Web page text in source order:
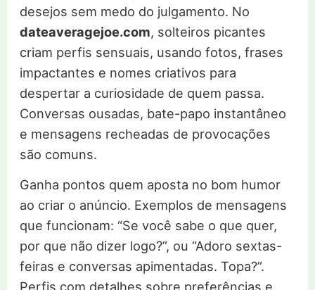
desejos sem medo do julgamento. No
dateaveragejoe.com, solteiros picantes
criam perfis sensuais, usando fotos, frases
impactantes e nomes criativos para
despertar a curiosidade de quem passa.
Conversas ousadas, bate-papo instantâneo
e mensagens recheadas de provocações
são comuns.
Ganha pontos quem aposta no bom humor
ao criar o anúncio. Exemplos de mensagens
que funcionam: “Se você sabe o que quer,
por que não dizer logo?”, ou “Adoro sextas-
feiras e conversas apimentadas. Topa?”.
Perfis com detalhes sobre preferências e